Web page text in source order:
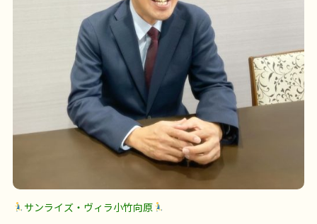
サンライズ・ヴィラ小竹向原